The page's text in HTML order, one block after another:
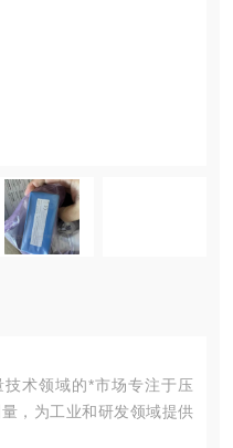
术领域的*市场专注于压
，为工业和研发领域提供